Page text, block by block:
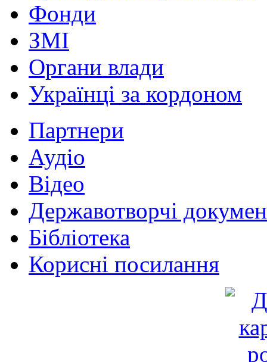
Фонди
ЗМІ
Органи влади
Українці за кордоном
Партнери
Аудіо
Відео
Державотворчі
Бібліотека
Корисні посилання